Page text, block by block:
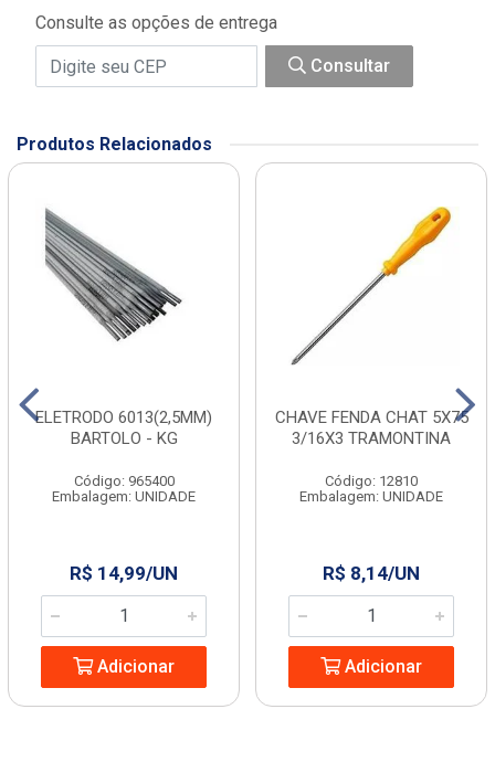
Consulte as opções de entrega
Consultar
Produtos Relacionados
ELETRODO 6013(2,5MM)
BARTOLO - KG
Código: 965400
Embalagem: UNIDADE
R$ 14,99/UN
Adicionar
CHAVE FENDA CHAT 5X75
3/16X3 TRAMONTINA
Código: 12810
Embalagem: UNIDADE
R$ 8,14/UN
Adicionar